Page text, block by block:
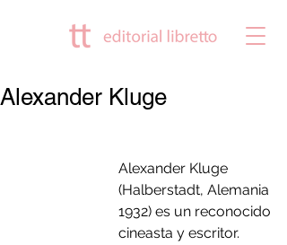
Alexander Kluge
Alexander Kluge
(Halberstadt, Alemania
1932) es un reconocido
cineasta y escritor.